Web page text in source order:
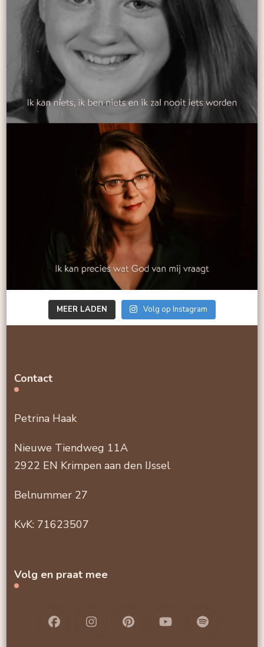
MEER LADEN Volg op Instagram
Contact
Petrina Haak
Nieuwe Tiendweg 11A
2922 EN Krimpen aan den IJssel
Belnummer 27
KvK: 71623507
Volg en praat mee